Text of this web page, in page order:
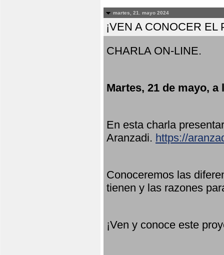
martes, 21. mayo 2024
¡VEN A CONOCER
CHARLA ON-LINE.
Martes, 21 de mayo, a
En esta charla
Aranzadi. https://
Conoceremos las
tienen y las razones
¡Ven y conoce este